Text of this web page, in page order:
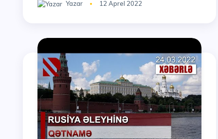
Yazar 12 Aprel 2022